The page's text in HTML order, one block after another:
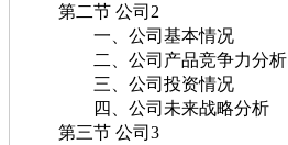
第二节 公司2
一、公司基本情况
二、公司产品竞争力分析
三、公司投资情况
四、公司未来战略分析
第三节 公司3